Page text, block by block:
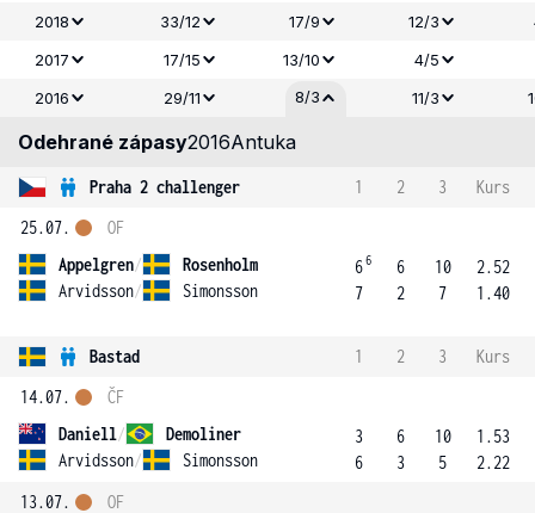
2018 33/12 17/9 12/3
2017
17/15 13/10
4/5
2016
29/11 8/3 11/3
Odehrané zápasy2016Antuka
Praha 2 challenger 1 2 3
Kurs
25.07.
Appelgren/
Rosenholm
Arvidsson/ Simonsson
OF
66
7
6
2
10
7
2.52
1.40
Bastad 1 2 3
Kurs
14.07.
Daniell/
Demoliner
Arvidsson/ Simonsson
ČF
3
6
6
3
10
5
1.53
2.22
13.07.
OF